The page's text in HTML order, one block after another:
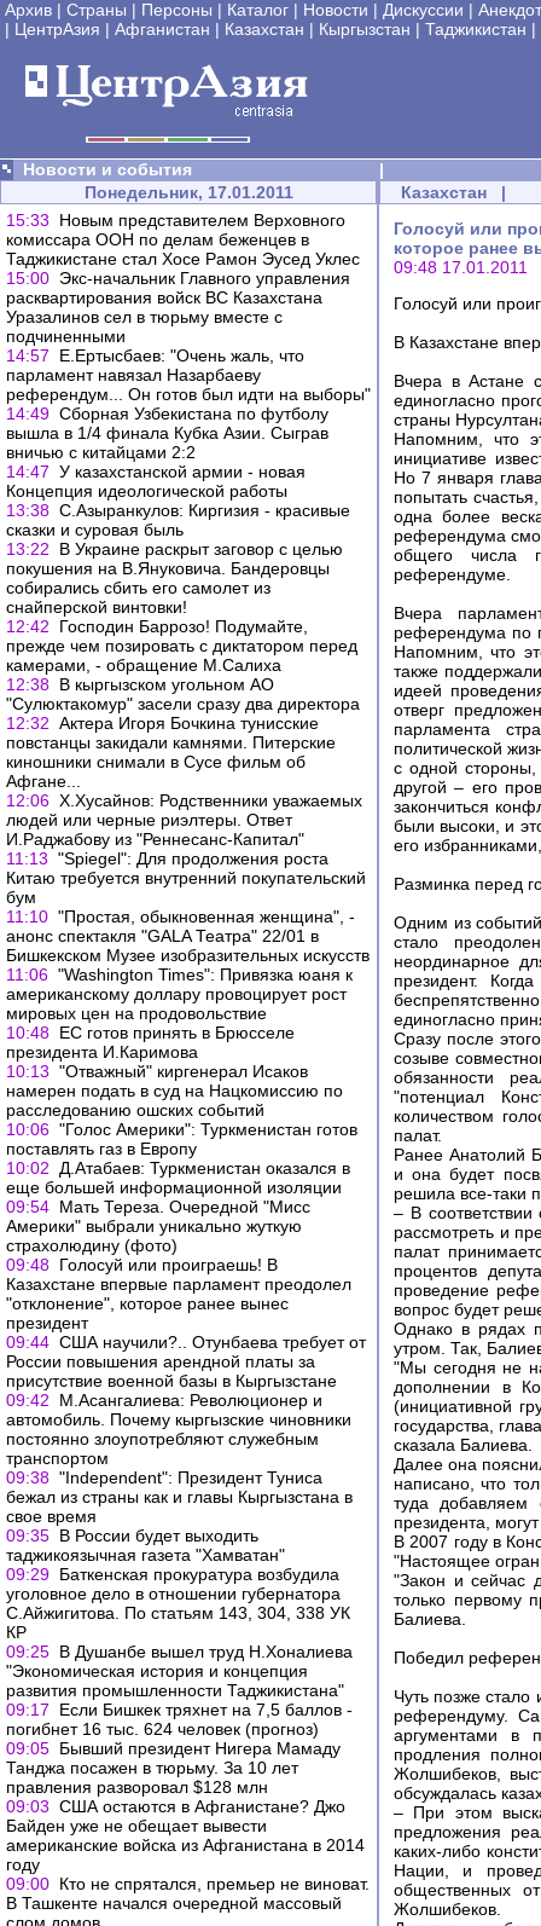
Архив | Страны | Персоны | Каталог | Новости | Дискуссии |
| ЦентрАзия | Афганистан | Казахстан | Кыргызстан | Таджикистан |
Новости и события
|
Понедельник, 17.01.2011
15:33
Новым представителем Верховного
комиссара ООН по делам беженцев в
Таджикистане стал Хосе Рамон Эусед Уклес
15:00 Экс-начальник Главного управления
расквартирования войск ВС Казахстана
Уразалинов сел в тюрьму вместе с
подчиненными
14:57
Е.Ертысбаев: "Очень жаль, что
парламент навязал Назарбаеву
референдум... Он готов был идти на выборы"
14:49 Сборная Узбекистана по футболу
вышла в 1/4 финала Кубка Азии. Сыграв
вничью с китайцами 2:2
14:47 У казахстанской армии - новая
Концепция идеологической работы
13:38 С.Азыранкулов: Киргизия - красивые
сказки и суровая быль
13:22
В Украине раскрыт заговор с целью
покушения на В.Януковича. Бандеровцы
собирались сбить его самолет из
снайперской винтовки!
12:42
Господин Баррозо! Подумайте,
прежде чем позировать с диктатором перед
камерами, - обращение М.Салиха
12:38 В кыргызском угольном АО
"Сулюктакомур" засели сразу два директора
12:32 Актера Игоря Бочкина тунисские
повстанцы закидали камнями. Питерские
киношники снимали в Сусе фильм об
Афгане...
12:06 Х.Хусайнов: Родственники уважаемых
людей или черные риэлтеры. Ответ
И.Раджабову из "Реннесанс-Капитал"
11:13 "Spiegel": Для продолжения роста
Китаю требуется внутренний покупательский
бум
11:10 "Простая, обыкновенная женщина", -
анонс спектакля "GALA Театра" 22/01 в
Бишкекском Музее изобразительных искусств
11:06 "Washington Times": Привязка юаня к
американскому доллару провоцирует рост
мировых цен на продовольствие
10:48 ЕС готов принять в Брюсселе
президента И.Каримова
10:13 "Отважный" киргенерал Исаков
намерен подать в суд на Нацкомиссию по
расследованию ошских событий
10:06 "Голос Америки": Туркменистан готов
поставлять газ в Европу
10:02
Д.Атабаев: Туркменистан оказался в
еще большей информационной изоляции
09:54 Мать Тереза. Очередной "Мисс
Америки" выбрали уникально жуткую
страхолюдину (фото)
09:48 Голосуй или проиграешь! В
Казахстане впервые парламент преодолел
"отклонение", которое ранее вынес
президент
09:44 США научили?.. Отунбаева требует от
России повышения арендной платы за
присутствие военной базы в Кыргызстане
09:42
М.Асангалиева: Революционер и
автомобиль. Почему кыргызские чиновники
постоянно злоупотребляют служебным
транспортом
09:38 "Independent": Президент Туниса
бежал из страны как и главы Кыргызстана в
свое время
09:35 В России будет выходить
таджикоязычная газета "Хамватан"
09:29 Баткенская прокуратура возбудила
уголовное дело в отношении губернатора
С.Айжигитова. По статьям 143, 304, 338 УК
КР
09:25 В Душанбе вышел труд Н.Хоналиева
"Экономическая история и концепция
развития промышленности Таджикистана"
09:17
Если Бишкек тряхнет на 7,5 баллов -
погибнет 16 тыс. 624 человек (прогноз)
09:05 Бывший президент Нигера Мамаду
Танджа посажен в тюрьму. За 10 лет
правления разворовал $128 млн
09:03 США остаются в Афганистане? Джо
Байден уже не обещает вывести
американские войска из Афганистана в 2014
году
09:00 Кто не спрятался, премьер не виноват.
В Ташкенте начался очередной массовый
Казахстан |
Голосуй или
которое ранее
09:48 17.01.2011
Голосуй или
В Казахстане
Вчера в Астане
единогласно
страны
Напомним, что
инициативе
Но 7 января
попытать
одна более
референдума
общего числа
референдуме.
Вчера
референдума по
Напомним, что
также
идеей
отверг
парламента
политической
с одной стороны,
другой – его
закончиться
были высоки, и
его
Разминка перед
Одним из
стало
неординарное
президент.
единогласно
Сразу после
созыве
обязанности
"потенциал
количеством
палат.
Ранее Анатолий
и она будет
решила все-таки
– В
рассмотреть и
палат
процентов
проведение
вопрос будет
Однако в рядах
утром. Так,
"Мы сегодня не
дополнении в
(инициативной
государства,
сказала Балиева.
Далее она
написано, что
туда добавляем
президента,
В 2007 году в
"Настоящее
"Закон и сейчас
только первому
Балиева.
Победил
Чуть позже стало
референдуму.
аргументами в
продления
Жолшибеков,
обсуждалась
– При этом
предложения
каких-либо
Нации, и
общественных
Жолшибеков.